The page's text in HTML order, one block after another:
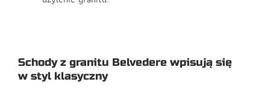
Schody z granitu Belvedere wpisują się
w styl klasyczny